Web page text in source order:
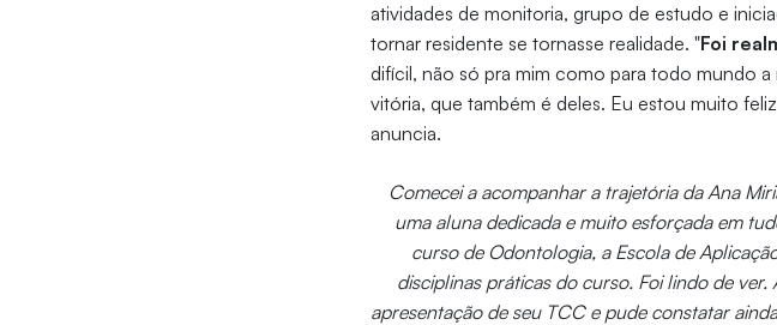
atividades de monitoria, grupo de estudo e
tornar residente se tornasse realidade. "Foi
difícil, não só pra mim como para todo mundo
vitória, que também é deles. Eu estou muito
anuncia.
Comecei a acompanhar a trajetória da Ana
uma aluna dedicada e muito esforçada em
curso de Odontologia, a Escola de
disciplinas práticas do curso. Foi lindo de
apresentação de seu TCC e pude constatar